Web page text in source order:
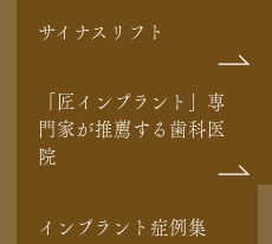
サイナスリフト
「匠インプラント」専
門家が推薦する歯科医
院
インプラント症例集